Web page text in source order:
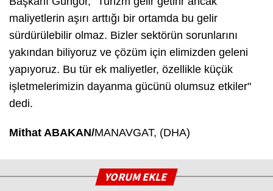
maliyetlerin aşırı arttığı bir ortamda bu gelir
sürdürülebilir olmaz. Bizler sektörün sorunlarını
yakından biliyoruz ve çözüm için elimizden geleni
yapıyoruz. Bu tür ek maliyetler, özellikle küçük
işletmelerimizin dayanma gücünü olumsuz etkiler"
dedi.
Mithat ABAKAN/MANAVGAT, (DHA)
YORUM EKLE